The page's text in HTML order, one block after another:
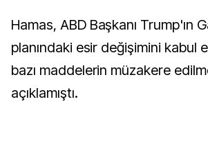
Hamas, ABD Başkanı Trump'ın
planındaki esir değişimini kabul
bazı maddelerin müzakere
açıklamıştı.